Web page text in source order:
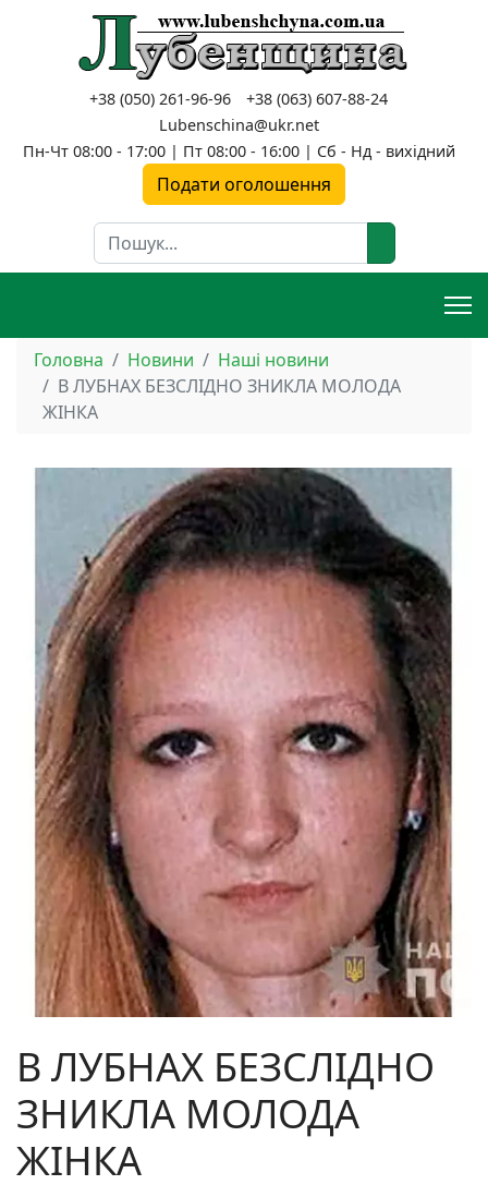
+38 (050) 261-96-96
+38 (063) 607-88-24
Lubenschina@ukr.net
Пн-Чт 08:00 - 17:00 | Пт 08:00 - 16:00 | Сб - Нд - вихідний
Подати оголошення
Пошук
Головна Новини
Наші новини
В ЛУБНАХ БЕЗСЛІДНО ЗНИКЛА МОЛОДА
ЖІНКА
В ЛУБНАХ БЕЗСЛІДНО
ЗНИКЛА МОЛОДА
ЖІНКА